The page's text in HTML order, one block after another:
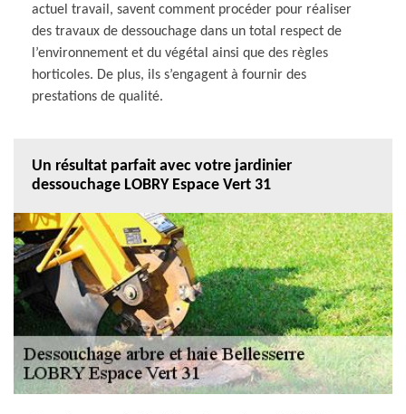
actuel travail, savent comment procéder pour réaliser
des travaux de dessouchage dans un total respect de
l’environnement et du végétal ainsi que des règles
horticoles. De plus, ils s’engagent à fournir des
prestations de qualité.
Un résultat parfait avec votre jardinier
dessouchage LOBRY Espace Vert 31